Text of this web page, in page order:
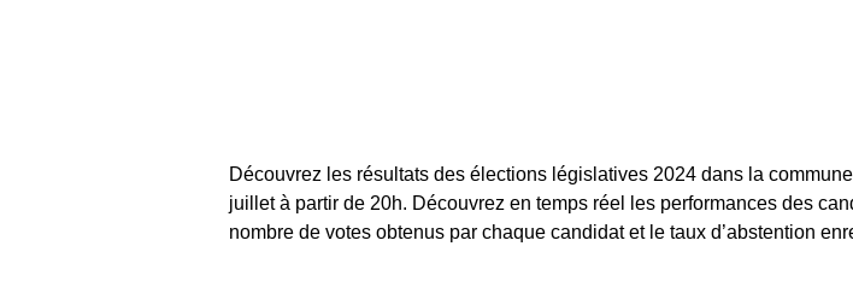
Découvrez les résultats des élections législatives 2024 dans la
juillet à partir de 20h. Découvrez en temps réel les performances des
nombre de votes obtenus par chaque candidat et le taux d’abstention